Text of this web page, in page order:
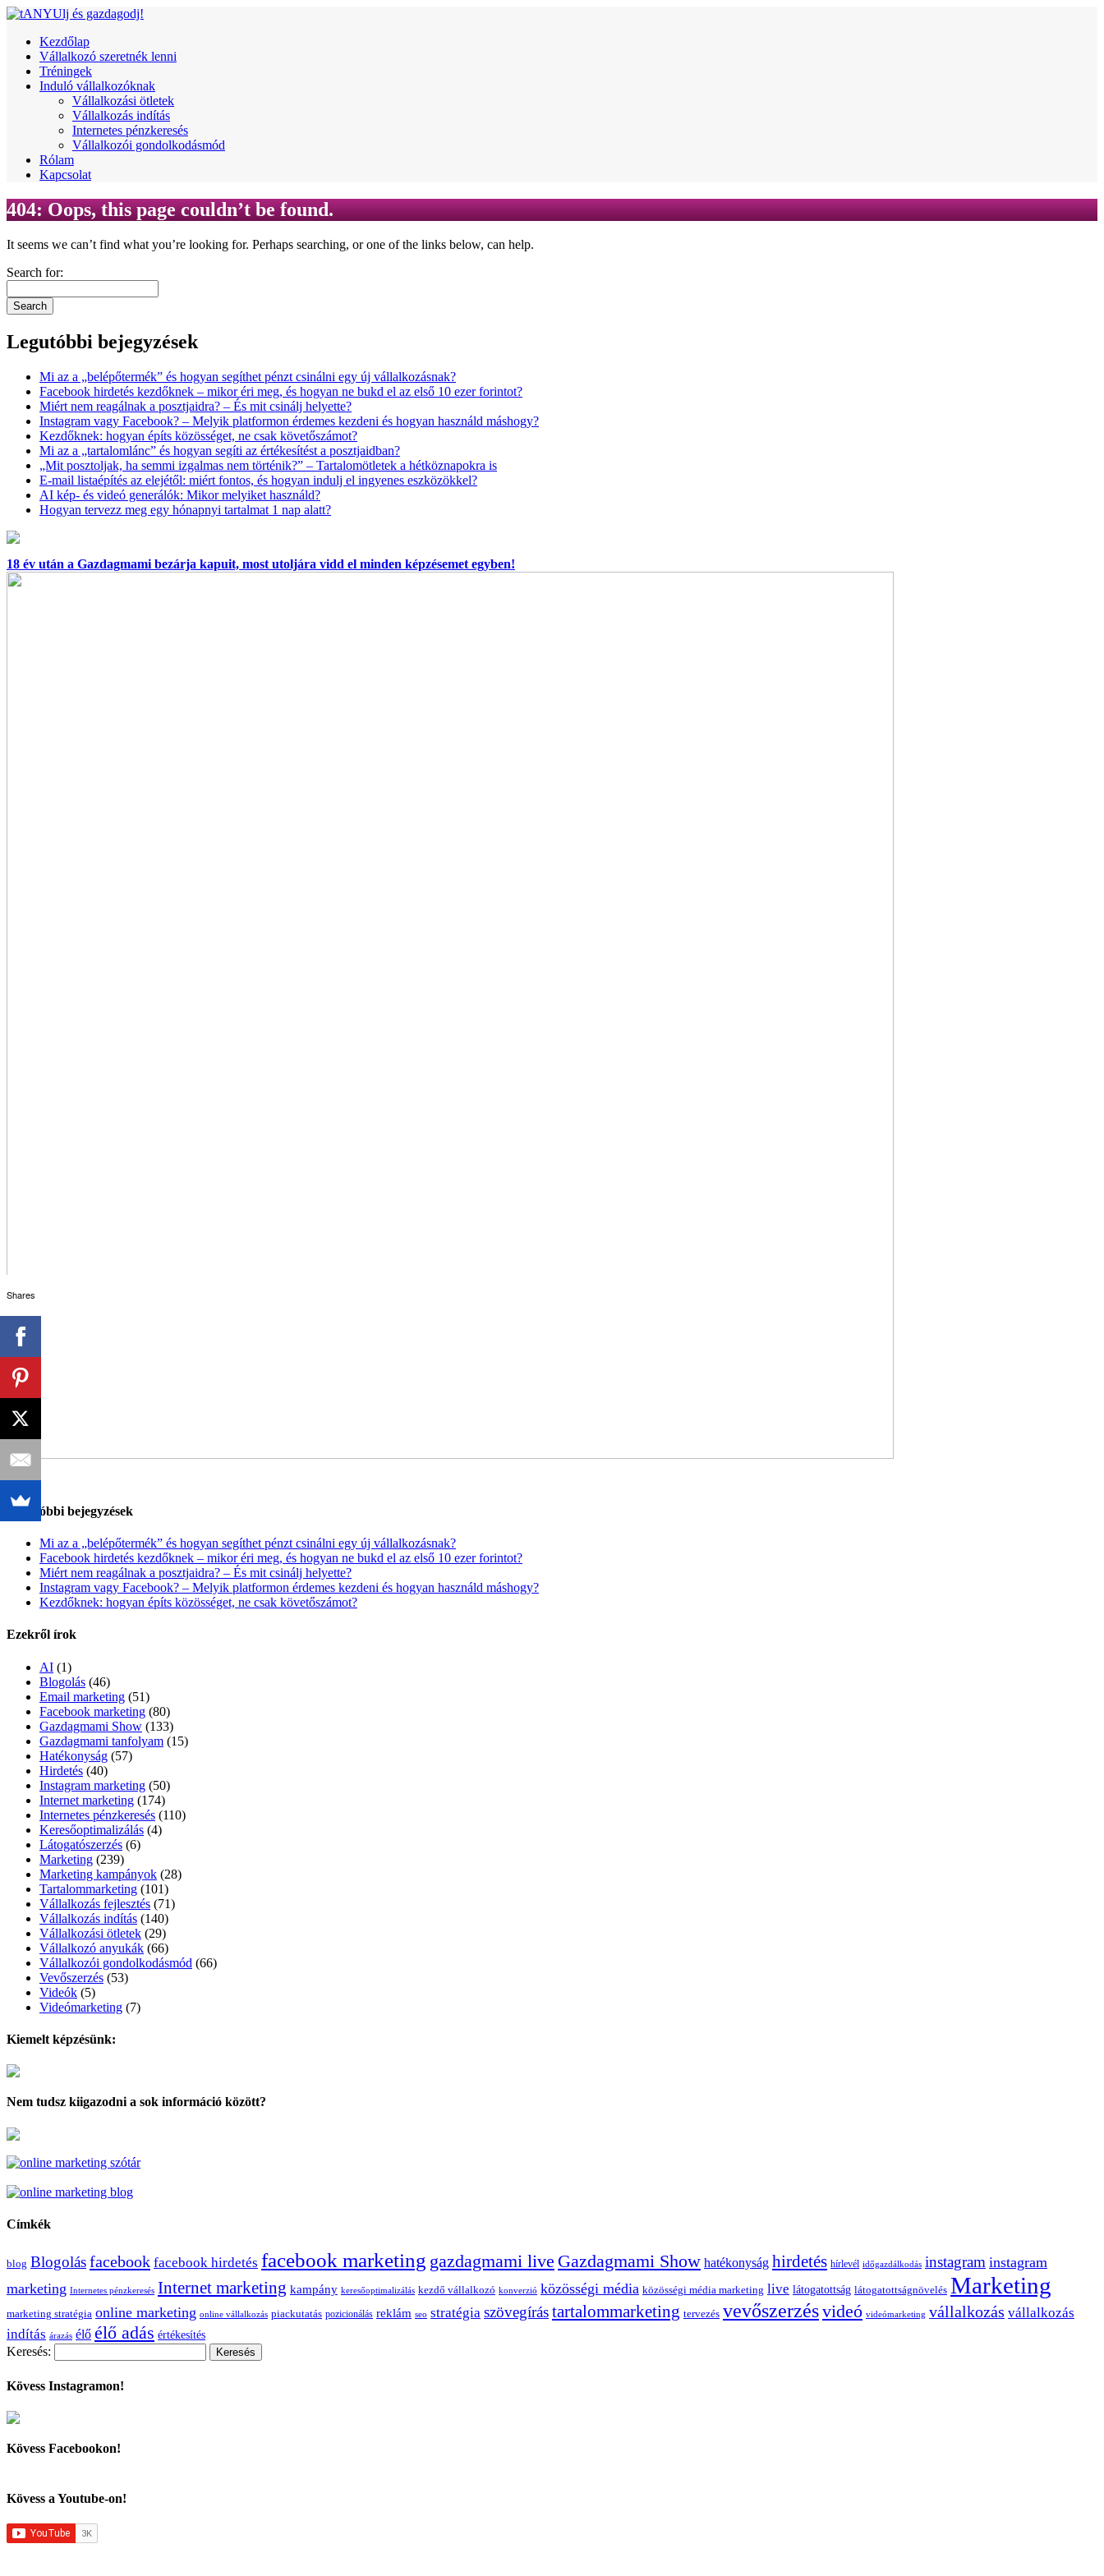
Kezdőlap
Vállalkozó szeretnék lenni
Tréningek
Induló vállalkozóknak
Vállalkozási ötletek
Vállalkozás indítás
Internetes pénzkeresés
Vállalkozói gondolkodásmód
Rólam
Kapcsolat
404: Oops, this page couldn’t be found.
It seems we can’t find what you’re looking for. Perhaps searching, or one of the links below, can help.
Search for:
Legutóbbi bejegyzések
Mi az a „belépőtermék” és hogyan segíthet pénzt csinálni egy új vállalkozásnak?
Facebook hirdetés kezdőknek – mikor éri meg, és hogyan ne bukd el az első 10 ezer forintot?
Miért nem reagálnak a posztjaidra? – És mit csinálj helyette?
Instagram vagy Facebook? – Melyik platformon érdemes kezdeni és hogyan használd máshogy?
Kezdőknek: hogyan építs közösséget, ne csak követőszámot?
Mi az a „tartalomlánc” és hogyan segíti az értékesítést a posztjaidban?
„Mit posztoljak, ha semmi izgalmas nem történik?” – Tartalomötletek a hétköznapokra is
E-mail listaépítés az elejétől: miért fontos, és hogyan indulj el ingyenes eszközökkel?
AI kép- és videó generálók: Mikor melyiket használd?
Hogyan tervezz meg egy hónapnyi tartalmat 1 nap alatt?
18 év után a Gazdagmami bezárja kapuit, most utoljára vidd el minden képzésemet egyben!
Legutóbbi bejegyzések
Mi az a „belépőtermék” és hogyan segíthet pénzt csinálni egy új vállalkozásnak?
Facebook hirdetés kezdőknek – mikor éri meg, és hogyan ne bukd el az első 10 ezer forintot?
Miért nem reagálnak a posztjaidra? – És mit csinálj helyette?
Instagram vagy Facebook? – Melyik platformon érdemes kezdeni és hogyan használd máshogy?
Kezdőknek: hogyan építs közösséget, ne csak követőszámot?
Ezekről írok
AI (1)
Blogolás (46)
Email marketing (51)
Facebook marketing (80)
Gazdagmami Show (133)
Gazdagmami tanfolyam (15)
Hatékonyság (57)
Hirdetés (40)
Instagram marketing (50)
Internet marketing (174)
Internetes pénzkeresés (110)
Keresőoptimalizálás (4)
Látogatószerzés (6)
Marketing (239)
Marketing kampányok (28)
Tartalommarketing (101)
Vállalkozás fejlesztés (71)
Vállalkozás indítás (140)
Vállalkozási ötletek (29)
Vállalkozó anyukák (66)
Vállalkozói gondolkodásmód (66)
Vevőszerzés (53)
Videók (5)
Videómarketing (7)
Kiemelt képzésünk:
Nem tudsz kiigazodni a sok információ között?
Címkék
blog Blogolásfacebook facebook hirdetés facebook marketing gazdagmami live Gazdagmami Show hatékonyság hirdetés hírlevél időgazdálkodás instagram instagram
marketing Internetes pénzkeresés Internet marketing kampány keresőoptimalizálás kezdő vállalkozó konverzió közösségi média közösségi média marketing live látogatottság látogatottságnövelés Marketing
marketing stratégia online marketing online vállalkozás piackutatás pozicionálás reklám seo stratégia szövegírástartalommarketing tervezés vevőszerzésvideó videómarketing vállalkozás vállalkozás
indítás árazás élő élő adás értékesítés
Keresés:
Kövess Instagramon!
Kövess Facebookon!
Kövess a Youtube-on!
Shares